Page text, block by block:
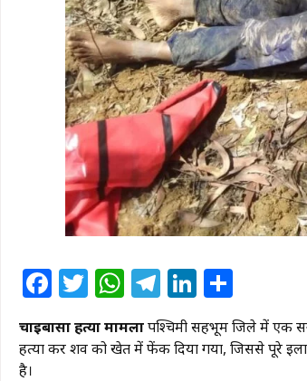
Facebook
Twitter
WhatsApp
Telegram
LinkedIn
चाईबासा हत्या मामलापश्चिमी सिंहभूम जिले में एक
हत्या कर शव को खेत में फेंक दिया गया, जिससे पूरे
है।